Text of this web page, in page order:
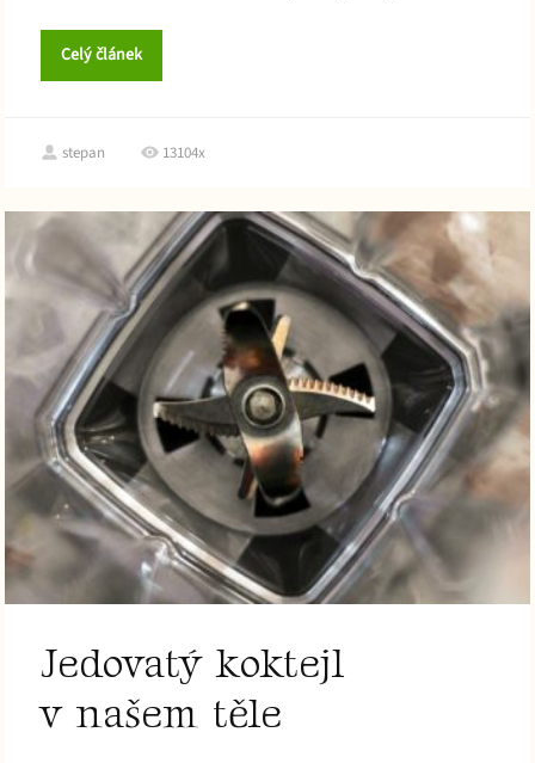
Celý článek
stepan 13104x
Jedovatý koktejl
v našem těle